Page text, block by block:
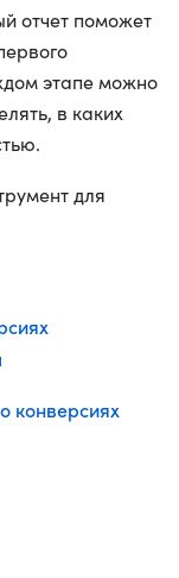
отчет поможет
этапе можно
в каких
для
конверсиях